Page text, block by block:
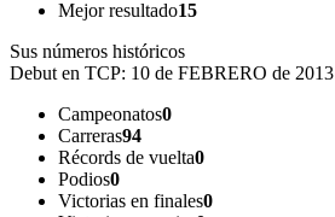
Mejor resultado15
Sus números históricos
Debut en TCP: 10 de FEBRERO de 2013
Campeonatos0
Carreras94
Récords de vuelta0
Podios0
Victorias en finales0